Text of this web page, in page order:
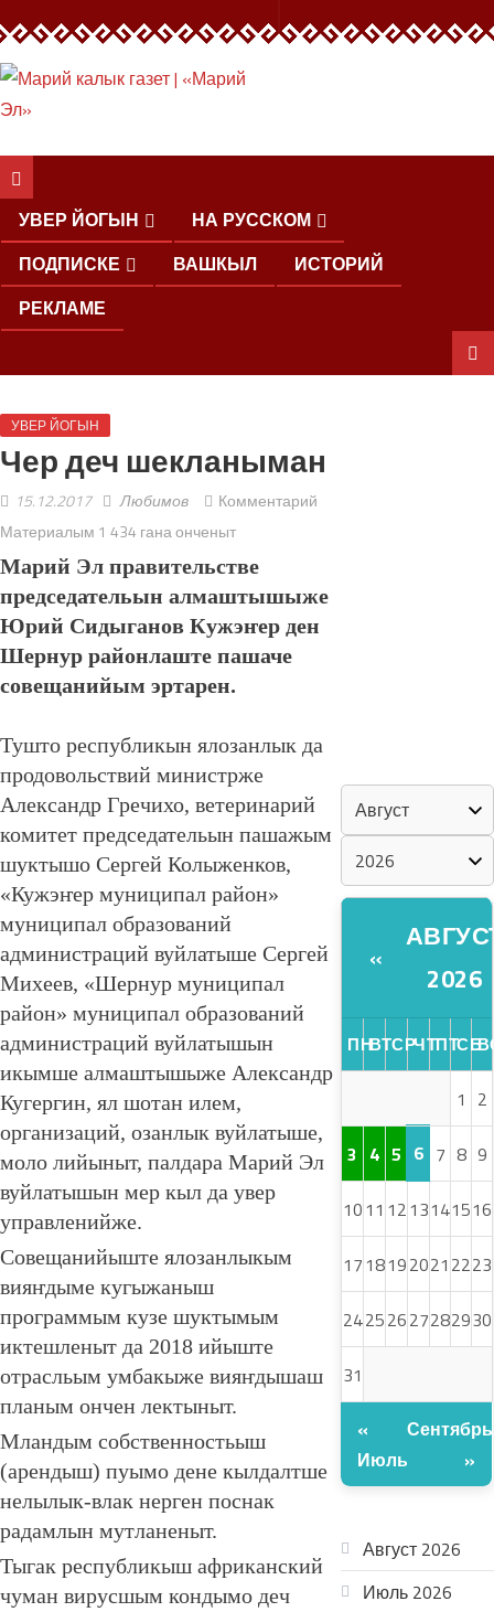
УВЕР ЙОГЫН
НА РУССКОМ
ПОДПИСКЕ
ВАШКЫЛ
ИСТОРИЙ
РЕКЛАМЕ
УВЕР ЙОГЫН
Чер деч шекланыман
15.12.2017 Любимов
Комментарий
Материалым 1 434 гана онченыт
Марий Эл правительстве
председательын алмаштышыже
Юрий Сидыганов Кужэҥер ден
Шернур районлаште пашаче
совещанийым эртарен.
Тушто республикын ялозанлык да
продовольствий министрже
Александр Гречихо, ветеринарий
комитет председательын пашажым
шуктышо Сергей Колыженков,
«Кужэҥер муниципал район»
муниципал образований
администраций вуйлатыше Сергей
Михеев, «Шернур муниципал
район» муниципал образований
администраций вуйлатышын
икымше алмаштышыже Александр
Кугергин, ял шотан илем,
организаций, озанлык вуйлатыше,
моло лийыныт, палдара Марий Эл
вуйлатышын мер кыл да увер
управленийже.
Совещанийыште ялозанлыкым
вияҥдыме кугыжаныш
программым кузе шуктымым
иктешленыт да 2018 ийыште
отрасльым умбакыже вияҥдышаш
планым ончен лектыныт.
Мландым собственностьыш
(арендыш) пуымо дене кылдалтше
нелылык-влак нерген поснак
радамлын мутланеныт.
Тыгак республикыш африканский
чуман вирусшым кондымо деч
«
2026
ПНВТСРЧТПТСБ
1 2
3 4 5 6 7 8 9
1011 1213141516
1718192021 2223
24252627282930
31
«
Июль
Сентябрь
»
Август 2026
Июль 2026